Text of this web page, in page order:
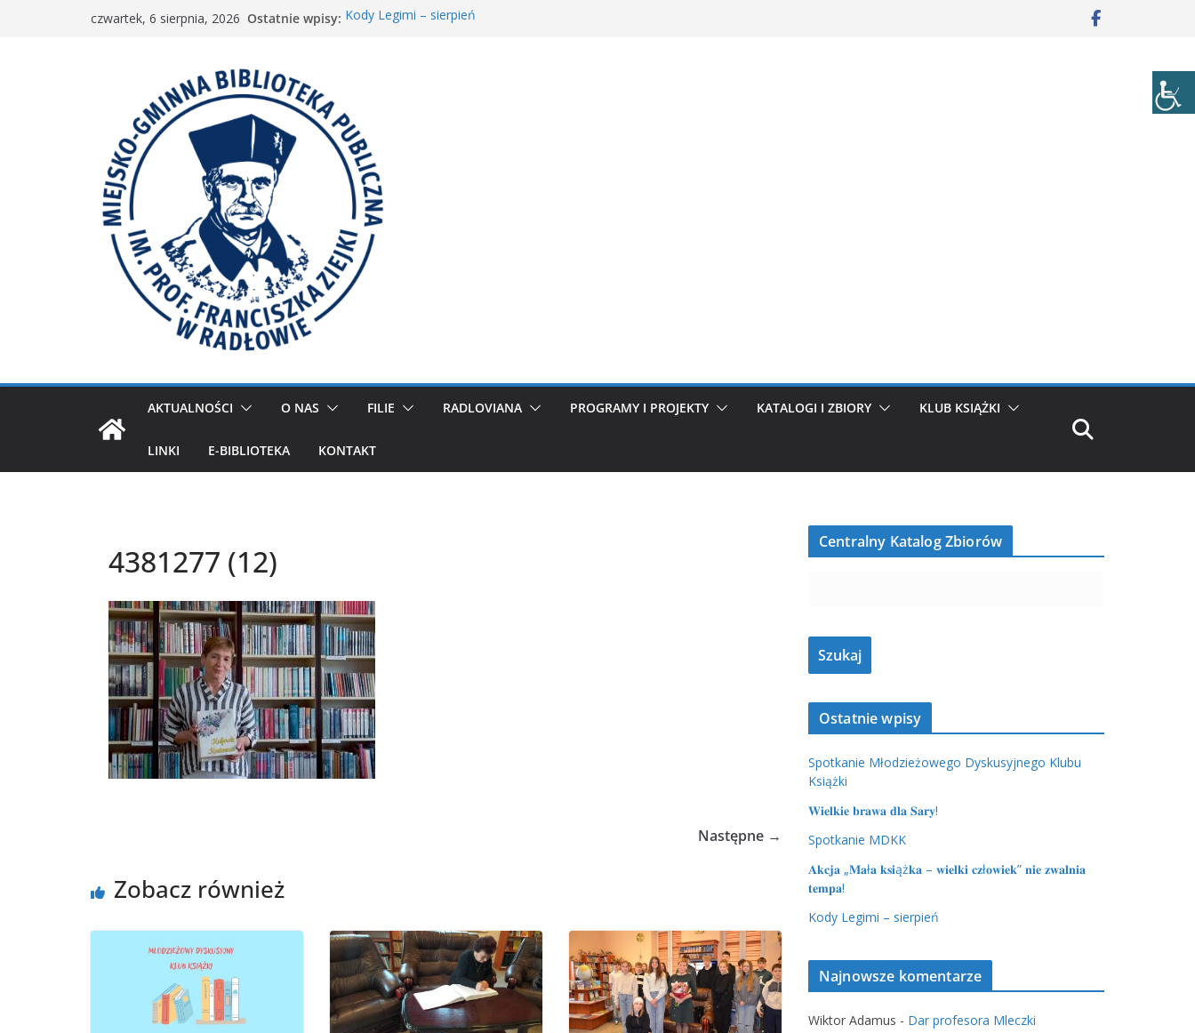
czwartek, 6 sierpnia, 2026 Ostatnie wpisy: Kody Legimi – sierpień
AKTUALNOŚCI O NAS FILIE RADLOVIANA PROGRAMY I PROJEKTY KATALOGI I ZBIORY KLUB KSIĄŻKI
LINKI E-BIBLIOTEKA KONTAKT
4381277 (12)
Następne →
Zobacz również
Centralny Katalog Zbiorów
Ostatnie wpisy
Spotkanie Młodzieżowego Dyskusyjnego Klubu
Książki
𝐖𝐢𝐞𝐥𝐤𝐢𝐞 𝐛𝐫𝐚𝐰𝐚 𝐝𝐥𝐚 𝐒𝐚𝐫𝐲!
Spotkanie MDKK
𝐀𝐤𝐜𝐣𝐚 „𝐌𝐚ł𝐚 𝐤𝐬𝐢ąż𝐤𝐚 – 𝐰𝐢𝐞𝐥𝐤𝐢 𝐜𝐳ł𝐨𝐰𝐢𝐞𝐤” 𝐧𝐢𝐞 𝐳𝐰𝐚𝐥𝐧𝐢𝐚
𝐭𝐞𝐦𝐩𝐚!
Kody Legimi – sierpień
Najnowsze komentarze
Wiktor Adamus - Dar profesora Mleczki